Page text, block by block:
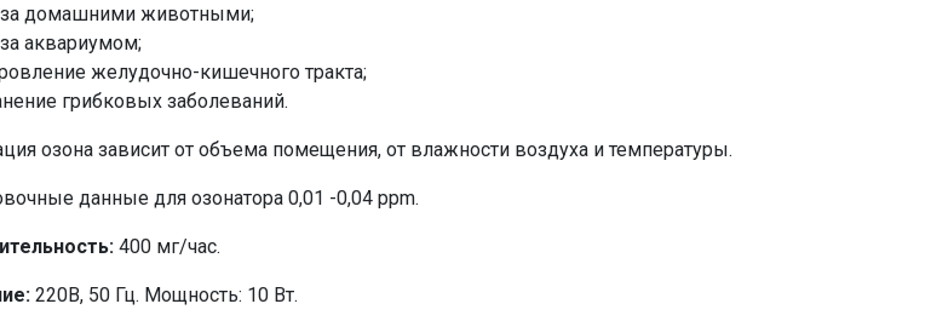
за домашними животными;
аквариумом;
желудочно-кишечного тракта;
грибковых заболеваний.
озона зависит от объема помещения, от влажности воздуха и температуры.
данные для озонатора 0,01 -0,04 ppm.
400 мг/час.
220В, 50 Гц. Мощность: 10 Вт.